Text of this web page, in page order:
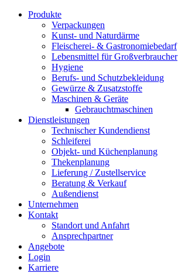
Produkte
Verpackungen
Kunst- und Naturdärme
Fleischerei- & Gastronomiebedarf
Lebensmittel für Großverbraucher
Hygiene
Berufs- und Schutzbekleidung
Gewürze & Zusatzstoffe
Maschinen & Geräte
Gebrauchtmaschinen
Dienstleistungen
Technischer Kundendienst
Schleiferei
Objekt- und Küchenplanung
Thekenplanung
Lieferung / Zustellservice
Beratung & Verkauf
Außendienst
Unternehmen
Kontakt
Standort und Anfahrt
Ansprechpartner
Angebote
Login
Karriere